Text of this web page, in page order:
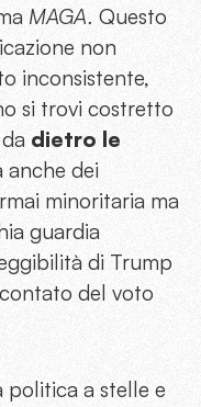
MAGA. Questo
non
inconsistente,
si trovi costretto
dietro le
anche dei
minoritaria ma
guardia
di Trump
del voto
politica a stelle e